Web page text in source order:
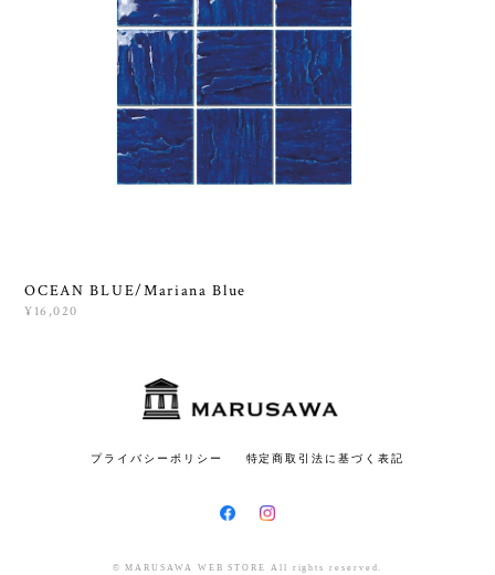
OCEAN BLUE/Mariana Blue
¥16,020
プライバシーポリシー 特定商取引法に基づく表記
© MARUSAWA WEB STORE All rights reserved.